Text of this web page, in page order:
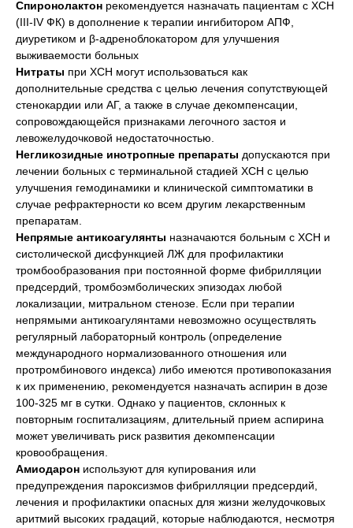
Спиронолактон рекомендуется назначать пациентам с ХСН
(ІІІ-IV ФК) в дополнение к терапии ингибитором АПФ,
диуретиком и β-адреноблокатором для улучшения
выживаемости больных
Нитраты при ХСН могут использоваться как
дополнительные средства с целью лечения сопутствующей
стенокардии или АГ, а также в случае декомпенсации,
сопровождающейся признаками легочного застоя и
левожелудочковой недостаточностью.
Негликозидные инотропные препараты допускаются при
лечении больных с терминальной стадией ХСН с целью
улучшения гемодинамики и клинической симптоматики в
случае рефрактерности ко всем другим лекарственным
препаратам.
Непрямые антикоагулянты назначаются больным с ХСН и
систолической дисфункцией ЛЖ для профилактики
тромбообразования при постоянной форме фибрилляции
предсердий, тромбоэмболических эпизодах любой
локализации, митральном стенозе. Если при терапии
непрямыми антикоагулянтами невозможно осуществлять
регулярный лабораторный контроль (определение
международного нормализованного отношения или
протромбинового индекса) либо имеются противопоказания
к их применению, рекомендуется назначать аспирин в дозе
100-325 мг в сутки. Однако у пациентов, склонных к
повторным госпитализациям, длительный прием аспирина
может увеличивать риск развития декомпенсации
кровообращения.
Амиодарон используют для купирования или
предупреждения пароксизмов фибрилляции предсердий,
лечения и профилактики опасных для жизни желудочковых
аритмий высоких градаций, которые наблюдаются, несмотря